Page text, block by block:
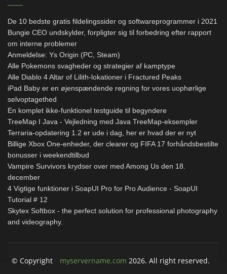
De 10 bedste gratis fildelingssider og softwareprogrammer i 2021
Bungie CEO undskylder, forpligter sig til forbedring efter rapport
om interne problemer
Anmeldelse: Ys Origin (PC, Steam)
Alle Pokemons svagheder og strategier af kamptype
Alle Diablo 4 Altar of Lilith-lokationer i Fractured Peaks
iPad Baby er en øjenspændende regning for vores uophørlige
selvoptagethed
En komplet ikke-funktionel testguide til begyndere
TreeMap I Java - Vejledning med Java TreeMap-eksempler
Terraria-opdatering 1.2 er ude i dag, her er hvad der er nyt
Billige Xbox One-enheder, der clearer og FIFA 17 forhåndsbestilte
bonusser i weekendtilbud
Vampire Survivors krydser over med Among Us den 18.
december
4 Vigtige funktioner i SoapUI Pro for Pro Audience - SoapUI
Tutorial # 12
Skytex Softbox - the perfect solution for professional photography
and videography.
© Copyright myservername.com 2026. All right reserved.